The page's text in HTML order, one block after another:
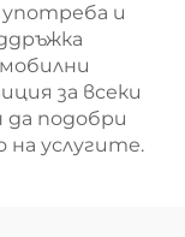
и
за всеки
подобри
услугите.